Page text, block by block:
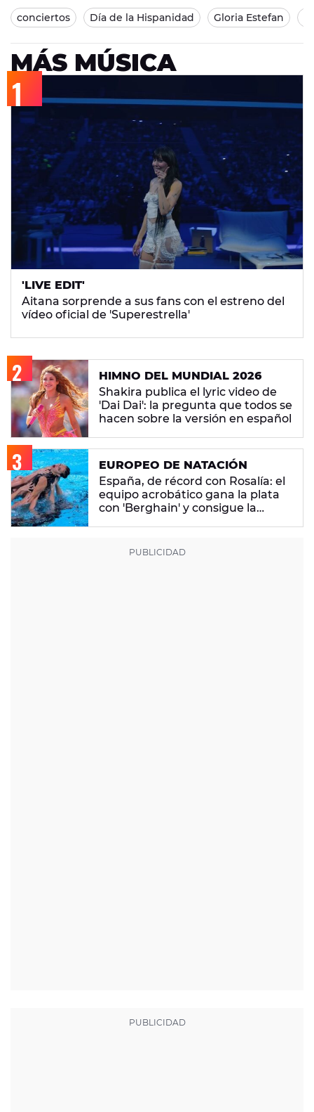
conciertos Día de la Hispanidad Gloria Estefan
MÁS MÚSICA
'LIVE EDIT'
Aitana sorprende a sus fans con el estreno del
vídeo oficial de 'Superestrella'
HIMNO DEL MUNDIAL 2026
Shakira publica el lyric video de
'Dai Dai': la pregunta que todos se
hacen sobre la versión en español
EUROPEO DE NATACIÓN
España, de récord con Rosalía: el
equipo acrobático gana la plata
con 'Berghain' y consigue la